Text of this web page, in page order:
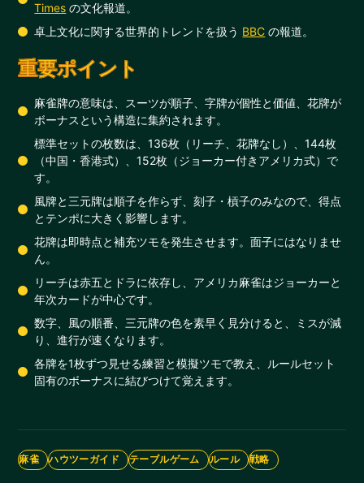
Times の文化報道。
卓上文化に関する世界的トレンドを扱う BBC の報道。
重要ポイント
麻雀牌の意味は、スーツが順子、字牌が個性と価値、花牌が
ボーナスという構造に集約されます。
標準セットの枚数は、136枚（リーチ、花牌なし）、144枚
（中国・香港式）、152枚（ジョーカー付きアメリカ式）で
す。
風牌と三元牌は順子を作らず、刻子・槓子のみなので、得点
とテンポに大きく影響します。
花牌は即時点と補充ツモを発生させます。面子にはなりませ
ん。
リーチは赤五とドラに依存し、アメリカ麻雀はジョーカーと
年次カードが中心です。
数字、風の順番、三元牌の色を素早く見分けると、ミスが減
り、進行が速くなります。
各牌を1枚ずつ見せる練習と模擬ツモで教え、ルールセット
固有のボーナスに結びつけて覚えます。
麻雀 ハウツーガイド テーブルゲーム ルール 戦略